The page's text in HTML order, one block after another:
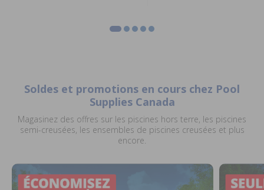
Soldes et promotions en cours chez Pool
Supplies Canada
Magasinez des offres sur les piscines hors terre, les piscines
semi-creusées, les ensembles de piscines creusées et plus
encore.